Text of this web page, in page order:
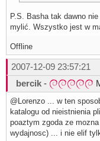
P.S. Basha tak dawno
mylić. Wszystko jest w
Offline
2007-12-09 23:57:21
bercik -
@Lorenzo ... w ten
katalogu od nieistnienia
poaztym zgoda ze
wydajnosc) ... i nie elif